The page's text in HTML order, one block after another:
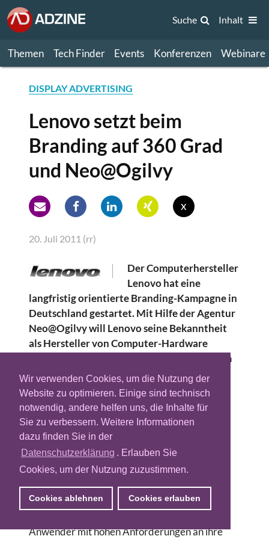
Wir verwenden Cookies, um die Nutzung der
Website zu optimieren. Einige sind technisch
notwendig, andere helfen uns, die Inhalte für
Sie zu verbessern. Weitere Informationen
dazu finden Sie in der
Datenschutzerklärung . Erlauben Sie
Cookies, um der Nutzung zuzustimmen.
Cookies ablehnen Cookies erlauben
Themen Tech Finder Events Konferenzen Webinare
Suche Inhalt
DISPLAY ADVERTISING
Lenovo setzt beim
Branding auf 360 Grad
und Neo@Ogilvy
x
20. Juli 2011 (rr)
Der Computerhersteller
Lenovo hat eine
langfristig orientierte Branding-Kampagne in
Deutschland gestartet. Mit Hilfe der Agentur
Neo@Ogilvy will Lenovo seine Bekanntheit
als Hersteller von Computer-Hardware
erhöhen und sich als eine der Top-Marken im
Technologie-Sektor positionieren.
Die Düsseldorfer Dependance der Ogilvy-
Gruppe hat seit 2006 bereits mehrere
Performance-Kampagnen für den Hardware-
Produzenten geplant und umgesetzt. Nun
realisiert Neo@Ogilvy diese primär auf
Branding zielende Media-Kampagne. Nach
eigenen Angaben will man dabei das gesamte
Spektrum moderner 360-Grad-Media nutzen.
Anwender mit hohen Anforderungen an ihre